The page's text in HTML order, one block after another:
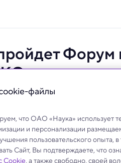
Форум
и дистанционном
файлы
что ОАО «Наука» использует
и персонализации
пользовательского
Сайт, Вы подтверждаете, что
Cookie, а также свободно, своей